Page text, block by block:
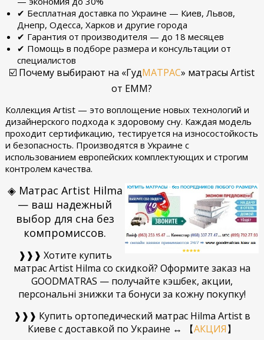
✔ Бесплатная доставка по Украине — Киев, Львов,
Днепр, Одесса, Харков и другие города
✔ Гарантия от производителя — до 18 месяцев
✔ Помощь в подборе размера и консультации от
специалистов
☑️ Почему выбирают на «ГудМАТРАС» матрасы Artist
от ЕММ?
Коллекция Artist — это воплощение новых технологий и
дизайнерского подхода к здоровому сну. Каждая модель
проходит сертификацию, тестируется на износостойкость
и безопасность. Производятся в Украине с
использованием европейских комплектующих и строгим
контролем качества.
◈ Матрас Artist Hilma
— ваш надежный
выбор для сна без
компромиссов.
❱❱❱ Хотите купить
матрас Artist Hilma со скидкой? Оформите заказ на
GOODMATRAS — получайте кэшбек, акции,
персональні знижки та бонуси за кожну покупку!
❱❱❱ Купить ортопедический матрас Hilma Artist в
Киеве с доставкой по Украине ↔
【АКЦИЯ】